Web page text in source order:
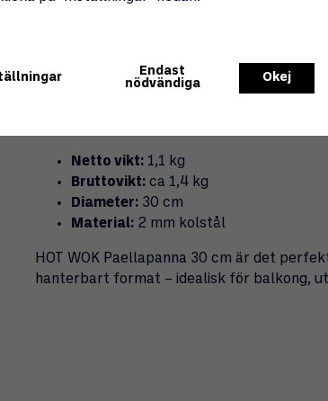
2 mm tjockt kolstål för utmärkt
Utvecklar naturlig non-stick-patina
Lätt att rengöra och underhålla
Netto vikt:1,1 kg
Bruttovikt:ca 1,4 kg
Diameter:30 cm
Material:2 mm kolstål
HOT WOK Paellapanna 30 cm är det
hanterbart format – idealisk för balkong,
Endast
nödvändiga
Okej